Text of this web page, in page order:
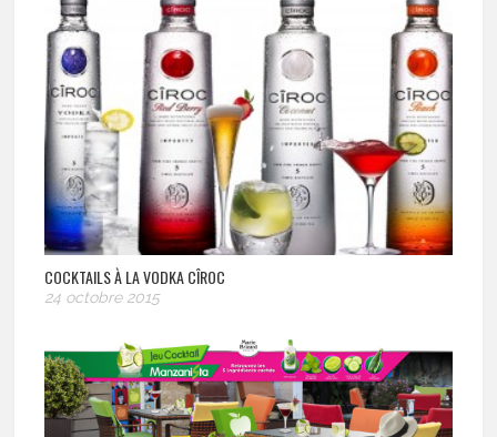
COCKTAILS À LA VODKA CÎROC
24 octobre 2015